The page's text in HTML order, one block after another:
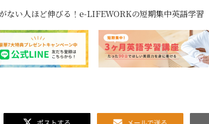
ない人ほど伸びる！e-LIFEWORKの短期集中英語学習